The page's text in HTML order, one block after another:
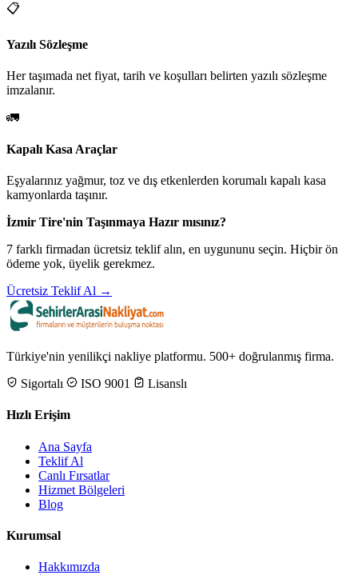
📋
Yazılı Sözleşme
Her taşımada net fiyat, tarih ve koşulları belirten yazılı sözleşme
imzalanır.
🚛
Kapalı Kasa Araçlar
Eşyalarınız yağmur, toz ve dış etkenlerden korumalı kapalı kasa
kamyonlarda taşınır.
İzmir Tire'nin Taşınmaya Hazır mısınız?
7 farklı firmadan ücretsiz teklif alın, en uygununu seçin. Hiçbir ön
ödeme yok, üyelik gerekmez.
Ücretsiz Teklif Al →
Türkiye'nin yenilikçi nakliye platformu. 500+ doğrulanmış firma.
Sigortalı
ISO 9001 Lisanslı
Hızlı Erişim
Ana Sayfa
Teklif Al
Canlı Fırsatlar
Hizmet Bölgeleri
Blog
Kurumsal
Hakkımızda